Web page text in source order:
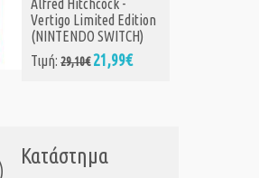
Alfred Hitchcock -
Vertigo Limited Edition
(NINTENDO SWITCH)
Τιμή:29,10€21,99€
Κατάστημα